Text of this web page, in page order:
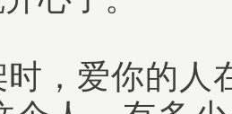
，爱你的人